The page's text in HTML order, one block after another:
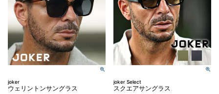
joker
ウェリントンサングラス
joker Select
スクエアサングラス